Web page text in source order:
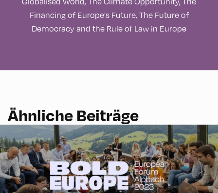
Financing of Europe's Future, The Future of
Democracy and the Rule of Law in Europe
Ähnliche Beiträge